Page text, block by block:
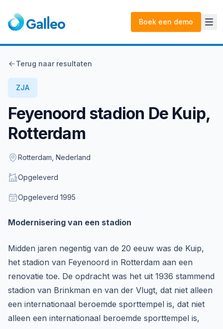
Boek een demo
Terug naar resultaten
ZJA
Feyenoord stadion De Kuip,
Rotterdam
Location
Rotterdam, Nederland
Status
Opgeleverd
Opgeleverd
Opgeleverd 1995
Description
Modernisering van een stadion
Midden jaren negentig van de 20 eeuw was de Kuip,
het stadion van Feyenoord in Rotterdam aan een
renovatie toe. De opdracht was het uit 1936 stammend
stadion van Brinkman en van der Vlugt, dat niet alleen
een internationaal beroemde sporttempel is, dat niet
alleen een internationaal beroemde sporttempel is,